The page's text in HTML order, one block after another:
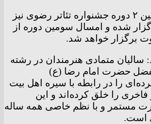
وی افزود: همچنین ۲ دوره جشنواره تئاتر رضوی نیز
شده و امسال سومین دوره از
برگزار خواهد شد.
سالیان متمادی هنرمندان در رشته
حضرت امام رضا (ع)
را در رابطه با سیره اهل بیت
فاخری را خلق کرده‌اند و این
مستمر و با نظم خاصی همه ساله
است.